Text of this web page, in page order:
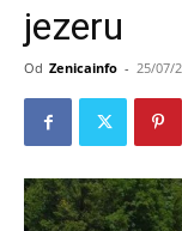
jezeru
Od Zenicainfo - 25/07/